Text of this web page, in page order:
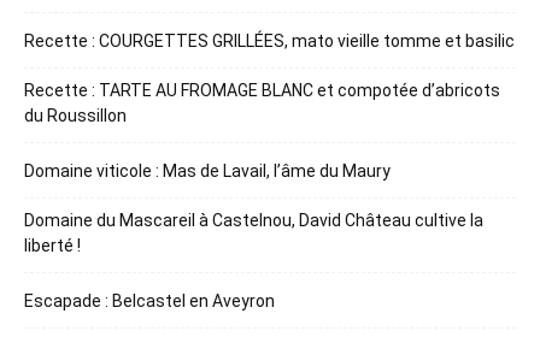
Recette : COURGETTES GRILLÉES, mato vieille tomme et basilic
Recette : TARTE AU FROMAGE BLANC et compotée d’abricots
du Roussillon
Domaine viticole : Mas de Lavail, l’âme du Maury
Domaine du Mascareil à Castelnou, David Château cultive la
liberté !
Escapade : Belcastel en Aveyron